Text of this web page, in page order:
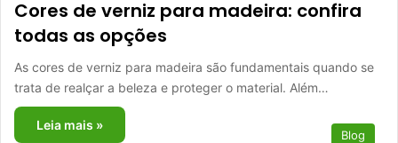
Cores de verniz para madeira: confira
todas as opções
As cores de verniz para madeira são fundamentais quando se
trata de realçar a beleza e proteger o material. Além…
Leia mais »
Blog